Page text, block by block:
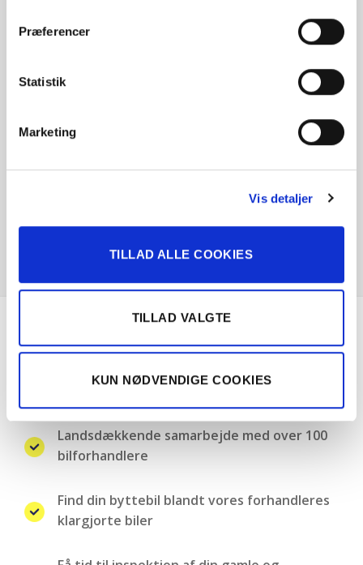
Præferencer
Statistik
Marketing
Vis detaljer
TILLAD ALLE COOKIES
TILLAD VALGTE
KUN NØDVENDIGE COOKIES
Om Solgt.com
Nemt, hurtigt og sikkert bilsalg
Landsdækkende samarbejde med over 100
bilforhandlere
Find din byttebil blandt vores forhandleres
klargjorte biler